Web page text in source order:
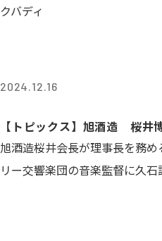
クバディ
2024.12.16
【トピックス】旭酒造 桜井
旭酒造桜井会長が理事長を務め
リー交響楽団の音楽監督に久